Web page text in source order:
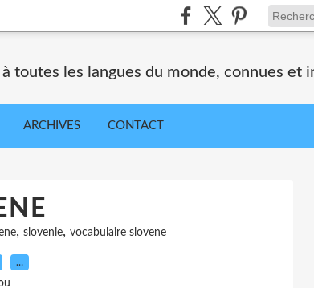
toutes les langues du monde, connues et
ARCHIVES CONTACT
, slovenie, vocabulaire slovene
…